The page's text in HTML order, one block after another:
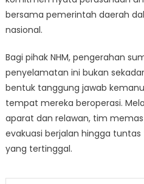
bersama pemerintah daerah
nasional.
Bagi pihak NHM, pengerahan
penyelamatan ini bukan
bentuk tanggung jawab
tempat mereka beroperasi.
aparat dan relawan, tim
evakuasi berjalan hingga
yang tertinggal.